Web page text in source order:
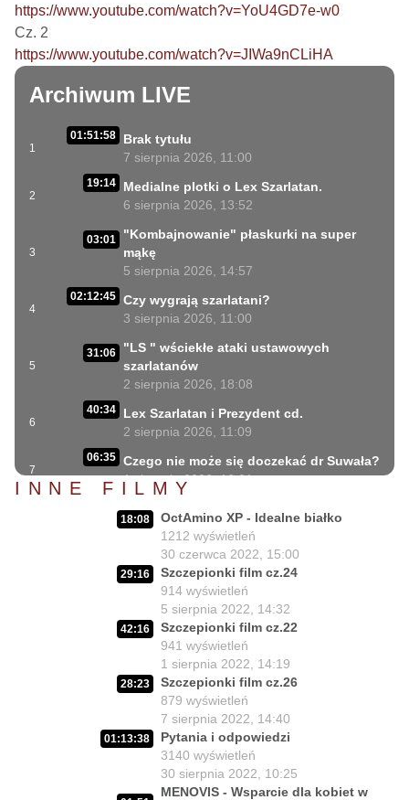
https://www.youtube.com/watch?v=YoU4GD7e-w0
https://www.youtube.com/watch?v=JIWa9nCLiHA
Archiwum LIVE
1
01:51:58
Brak tytułu
7 sierpnia 2026, 11:00
2
19:14
Medialne plotki o Lex Szarlatan.
6 sierpnia 2026, 13:52
3
03:01
"Kombajnowanie" płaskurki na super
mąkę
5 sierpnia 2026, 14:57
4
02:12:45 Czy wygrają szarlatani?
3 sierpnia 2026, 11:00
5
31:06
"LS " wściekłe ataki ustawowych
szarlatanów
2 sierpnia 2026, 18:08
6
40:34
Lex Szarlatan i Prezydent cd.
2 sierpnia 2026, 11:09
7
06:35 Czego nie może się doczekać dr Suwała?
1 sierpnia 2026, 16:01
Szczepionkowa bańka w końcu pękła!
1 sierpnia 2026, 10:02
NIESPODZIANKA u Prezydenta
Nawrockiego!!
30 lipca 2026, 15:45
02:12:04 Czy Prezydent uratuje chorych
Polaków?
29 lipca 2026, 11:00
02:03:47 Czy da się lepiej leczyć ?
27 lipca 2026, 11:01
02:05:56 Jedna osoba zadecyduje : będziesz
zdrowy lub umrzesz.
24 lipca 2026, 11:02
02:15:25
INNE FILMY
18:08
OctAmino XP - Idealne białko
1212 wyświetleń
30 czerwca 2022, 15:00
29:16
Szczepionki film cz.24
914 wyświetleń
5 sierpnia 2022, 14:32
42:16
Szczepionki film cz.22
941 wyświetleń
1 sierpnia 2022, 14:19
28:23
Szczepionki film cz.26
879 wyświetleń
7 sierpnia 2022, 14:40
01:13:38
Pytania i odpowiedzi
3140 wyświetleń
30 sierpnia 2022, 10:25
MENOVIS - Wsparcie dla kobiet w